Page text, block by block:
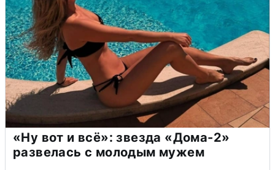
«Ну вот и всё»: звезда «Дома-2»
развелась с молодым мужем